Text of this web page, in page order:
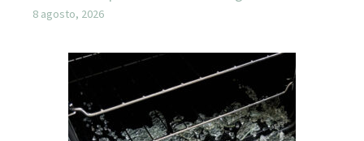
8 agosto, 2026